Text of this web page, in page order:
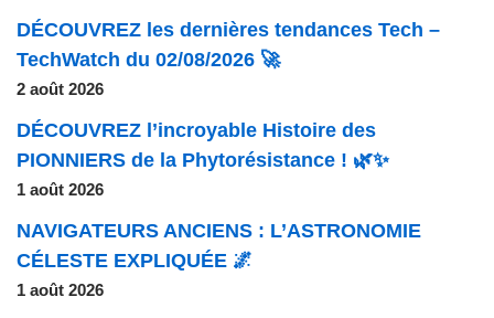
DÉCOUVREZ les dernières tendances Tech –
TechWatch du 02/08/2026 🚀
2 août 2026
DÉCOUVREZ l’incroyable Histoire des
PIONNIERS de la Phytorésistance ! 🌿✨
1 août 2026
NAVIGATEURS ANCIENS : L’ASTRONOMIE
CÉLESTE EXPLIQUÉE 🌌
1 août 2026